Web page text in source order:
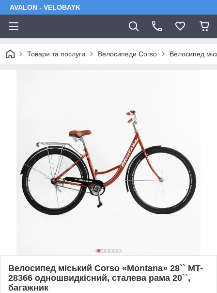
AVALON - VELOBAYK
Товари та послуги Велосипеди Corso Велосипед
Велосипед міський Corso «Montana» 28`` MT-
28366 одношвидкісний, сталева рама 20``,
багажник